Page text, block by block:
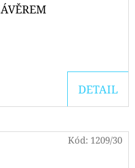
DETAIL
Kód: 1209/30